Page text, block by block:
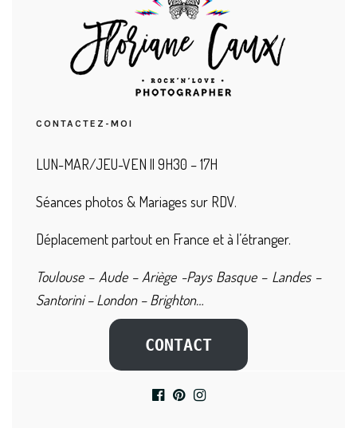
CONTACTEZ-MOI
LUN-MAR/JEU-VEN || 9H30 – 17H
Séances photos & Mariages sur RDV.
Déplacement partout en France et à l’étranger.
Toulouse – Aude – Ariège -Pays Basque – Landes –
Santorini – London – Brighton…
CONTACT